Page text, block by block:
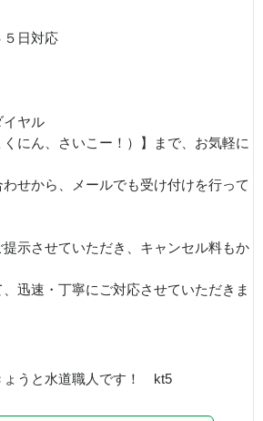
日対応
イヤル
くにん、さいこー！）】まで、お気軽に
せから、メールでも受け付けを行って
示させていただき、キャンセル料もか
迅速・丁寧にご対応させていただきま
ょうと水道職人です！ kt5